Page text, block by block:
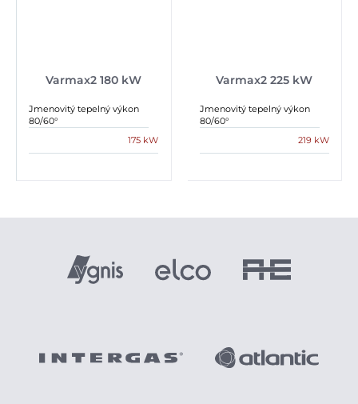
Varmax2 180 kW
Jmenovitý tepelný výkon
80/60°
175 kW
Varmax2 225 kW
Jmenovitý tepelný výkon
80/60°
219 kW